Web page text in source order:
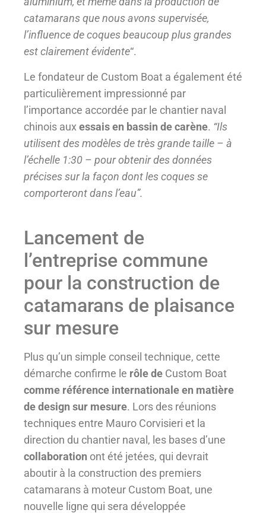
catamarans que nous avons supervisée,
l’influence de coques beaucoup plus grandes
est clairement évidente“.
Le fondateur de Custom Boat a également été
particulièrement impressionné par
l’importance accordée par le chantier naval
chinois aux essais en bassin de carène. “Ils
utilisent des modèles de très grande taille – à
l’échelle 1:30 – pour obtenir des données
précises sur la façon dont les coques se
comporteront dans l’eau”.
Lancement de
l’entreprise commune
pour la construction de
catamarans de plaisance
sur mesure
Plus qu’un simple conseil technique, cette
démarche confirme le rôle de Custom Boat
comme référence internationale en matière
de design sur mesure. Lors des réunions
techniques entre Mauro Corvisieri et la
direction du chantier naval, les bases d’une
collaboration ont été jetées, qui devrait
aboutir à la construction des premiers
catamarans à moteur Custom Boat, une
nouvelle ligne qui sera développée